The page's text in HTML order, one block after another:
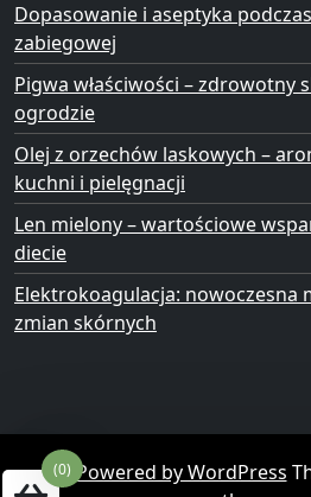
Dopasowanie i aseptyka
zabiegowej
Pigwa właściwości – zdrowotny
ogrodzie
Olej z orzechów laskowych –
kuchni i pielęgnacji
Len mielony – wartościowe
diecie
Elektrokoagulacja: nowoczesna
zmian skórnych
Powered by WordPress
(0)